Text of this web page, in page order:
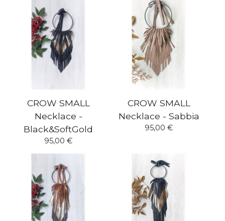
CROW SMALL
Necklace -
Black&SoftGold
95,00 €
CROW SMALL
Necklace - Sabbia
95,00 €